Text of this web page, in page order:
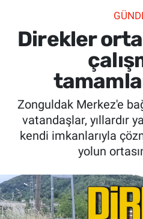
Direkler
Zonguldak Merkez'e
vatandaşlar, yıllardır
kendi imkanlarıyla
yolun
SAĞLIK